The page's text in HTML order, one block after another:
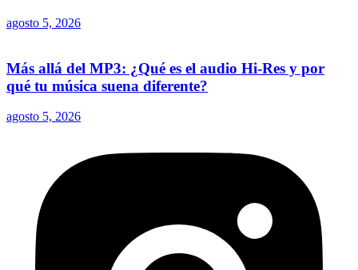
agosto 5, 2026
Más allá del MP3: ¿Qué es el audio Hi-Res y por
qué tu música suena diferente?
agosto 5, 2026